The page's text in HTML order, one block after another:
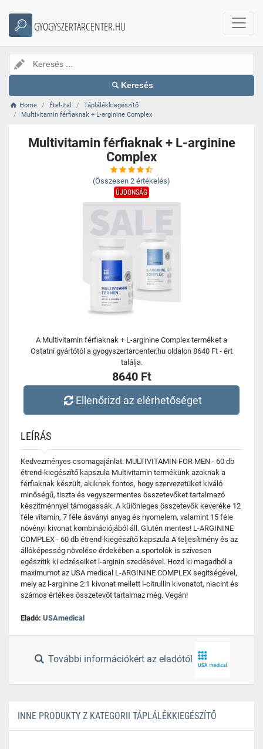
GYOGYSZERTARCENTER.HU
Keresés
Home Étel-Ital
Táplálékkiegészítő
Multivitamin férfiaknak + L-arginine Complex
Multivitamin férfiaknak + L-arginine
Complex
(Összesen 2 értékelés)
ÚJDONSÁG
A Multivitamin férfiaknak + L-arginine Complex terméket a
Ostatní gyártótól a gyogyszertarcenter.hu oldalon 8640 Ft - ért
találja.
8640 Ft
Ellenőrizd az elérhetőséget
LEÍRÁS
Kedvezményes csomagajánlat: MULTIVITAMIN FOR MEN - 60 db
étrend-kiegészítő kapszula Multivitamin termékünk azoknak a
férfiaknak készült, akiknek fontos, hogy szervezetüket kiváló
minőségű, tiszta és vegyszermentes összetevőket tartalmazó
készítménnyel támogassák. A különleges összetevők keveréke 12
féle vitamin, 7 féle ásványi anyag és nyomelem, valamint 15 féle
növényi kivonat kombinációjából áll. Glutén mentes! L-ARGININE
COMPLEX - 60 db étrend-kiegészítő kapszula A teljesítmény és az
állóképesség növelése érdekében a sportolók is szívesen
egészítik ki edzéseiket l-arginin szedésével. Hozd ki magadból a
maximumot az USA medical L-ARGININE COMPLEX segítségével,
mely az l-arginine 2:1 kivonat mellett l-citrullin kivonatot, niacint és
számos értékes összetevőt tartalmaz még. Vegán!
Eladó: USAmedical
További információkért az eladótól
INNE PRODUKTY Z KATEGORII TÁPLÁLÉKKIEGÉSZÍTŐ